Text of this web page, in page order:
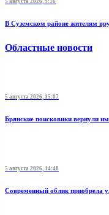
5 августа 2026, 9:16
В Суземском районе жителям
Областные новости
5 августа 2026, 15:07
Брянские поисковики вернули
5 августа 2026, 14:48
Современный облик приобрела